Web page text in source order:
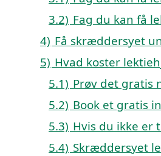
3.2) Fag du kan få
4) Få skræddersyet
5) Hvad koster
5.1) Prøv det gratis
5.2) Book et gratis
5.3) Hvis du ikke er
5.4) Skræddersyet